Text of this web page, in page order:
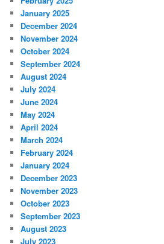
January 2025
December 2024
November 2024
October 2024
September 2024
August 2024
July 2024
June 2024
May 2024
April 2024
March 2024
February 2024
January 2024
December 2023
November 2023
October 2023
September 2023
August 2023
July 2023